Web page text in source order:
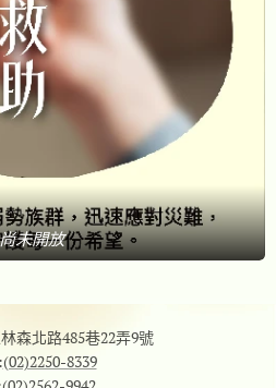
尚未開放
森北路485巷22弄9號
(02)2250-8339